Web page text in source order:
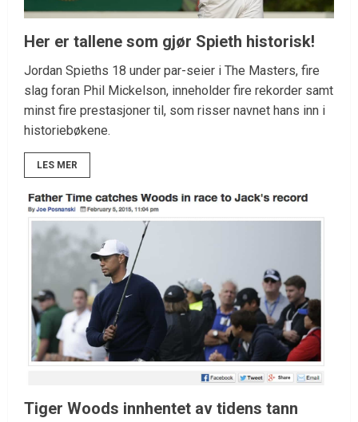
Her er tallene som gjør Spieth historisk!
Jordan Spieths 18 under par-seier i The Masters, fire
slag foran Phil Mickelson, inneholder fire rekorder samt
minst fire prestasjoner til, som risser navnet hans inn i
historiebøkene.
LES MER
Tiger Woods innhentet av tidens tann